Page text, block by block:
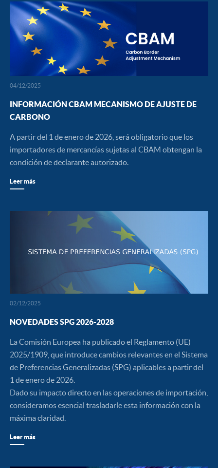
04/12/2025
INFORMACIÓN CBAM MECANISMO DE AJUSTE DE
CARBONO
A partir del 1 de enero de 2026, será obligatorio que los
importadores de mercancías sujetas al CBAM obtengan la
condición de declarante autorizado.
Leer más
02/12/2025
NOVEDADES SPG 2026-2028
La Comisión Europea ha publicado el Reglamento (UE)
2025/1909, que introduce cambios relevantes en el Sistema
de Preferencias Generalizadas (SPG) aplicables a partir del
1 de enero de 2026.
Dado su impacto directo en las operaciones de importación,
consideramos esencial trasladarle esta información con la
máxima claridad.
Leer más